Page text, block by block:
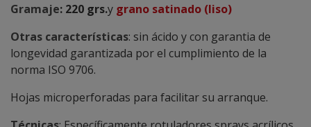
Gramaje: 220 grs.y grano satinado (liso)
Otras características: sin ácido y con garantia de
longevidad garantizada por el cumplimiento de la
norma ISO 9706.
Hojas microperforadas para facilitar su arranque.